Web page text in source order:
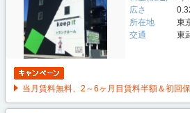
広さ
所在地
東
交通
東
当月賃料無料、2～6ヶ月目賃料半額＆初回